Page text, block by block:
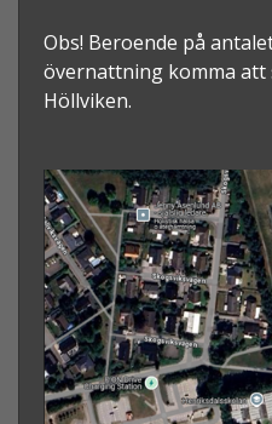
Obs! Beroende på
övernattning komma att
Höllviken.